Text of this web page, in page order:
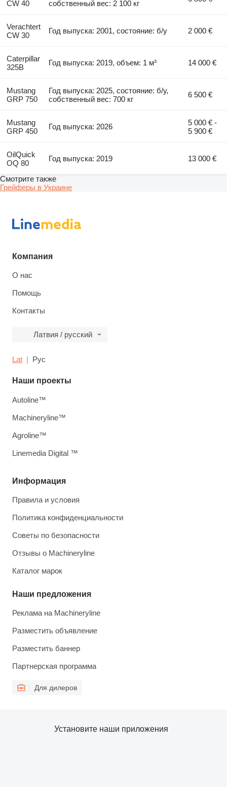
CW 40
собственный вес: 2 100 кг
Verachtert
CW 30
Год выпуска: 2001, состояние: б/у 2 000 €
Caterpillar
325B
Год выпуска: 2019, объем: 1 м³ 14 000 €
Mustang
GRP 750
Год выпуска: 2025, состояние: б/у,
собственный вес: 700 кг
6 500 €
Mustang
GRP 450
Год выпуска: 2026
5 000 € -
5 900 €
OilQuick
OQ 80
Год выпуска: 2019 13 000 €
Смотрите также
Грейферы в Украине
Компания
О нас
Помощь
Контакты
Латвия / русский
Lat Рус
Информация
Правила и условия
Политика конфиденциальности
Советы по безопасности
Отзывы о Machineryline
Каталог марок
Наши предложения
Реклама на Machineryline
Разместить объявление
Разместить баннер
Партнерская программа
Для дилеров
Наши проекты
Autoline™
Machineryline™
Agroline™
Linemedia Digital ™
Установите наши приложения